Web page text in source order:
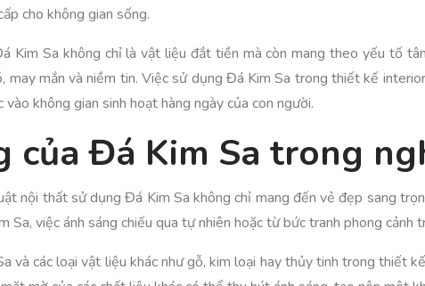
cho không gian sống.
Kim Sa không chỉ là vật liệu đắt tiền mà còn mang theo yếu tố
may mắn và niềm tin. Việc sử dụng Đá Kim Sa trong thiết kế
không gian sinh hoạt hàng ngày của con người.
của Đá Kim Sa trong
nội thất sử dụng Đá Kim Sa không chỉ mang đến vẻ đẹp sang
Sa, việc ánh sáng chiếu qua tự nhiên hoặc từ bức tranh phong
và các loại vật liệu khác như gỗ, kim loại hay thủy tinh trong thiết